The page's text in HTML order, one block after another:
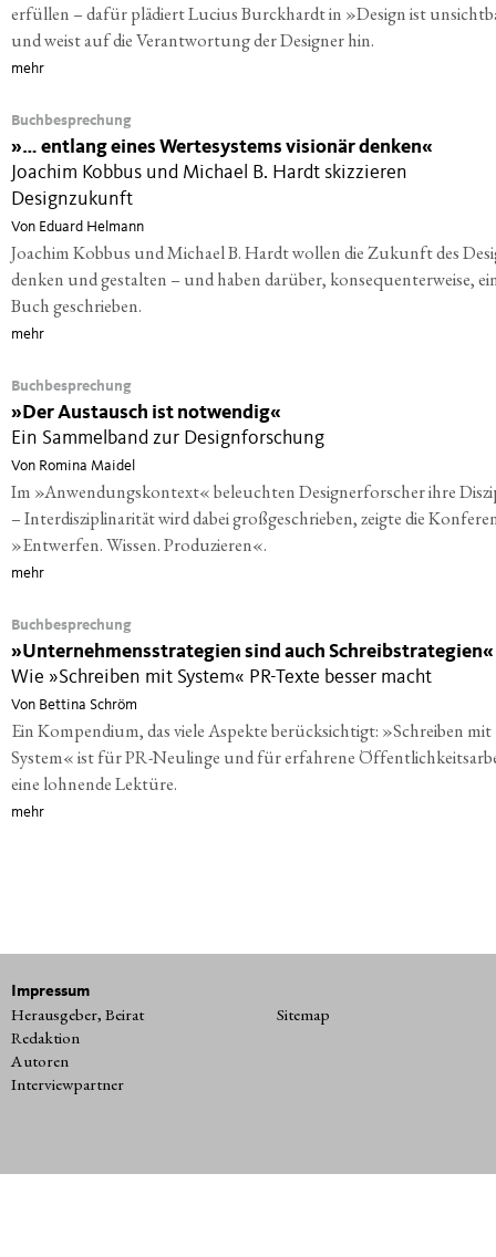
erfüllen – dafür plädiert Lucius Burckhardt in »Design ist
und weist auf die Verantwortung der Designer hin.
mehr
Buchbesprechung
»… entlang eines Wertesystems visionär denken«
Joachim Kobbus und Michael B. Hardt skizzieren
Designzukunft
Von Eduard Helmann
Joachim Kobbus und Michael B. Hardt wollen die Zukunft des
denken und gestalten – und haben darüber, konsequenterweise,
Buch geschrieben.
mehr
Buchbesprechung
» Der Austausch ist notwendig«
Ein Sammelband zur Designforschung
Von Romina Maidel
Im »Anwendungskontext« beleuchten Designerforscher ihre
– Interdisziplinarität wird dabei großgeschrieben, zeigte die
»Entwerfen. Wissen. Produzieren«.
mehr
Buchbesprechung
»Unternehmensstrategien sind auch Schreibstrategien«
Wie »Schreiben mit System« PR-Texte besser macht
Von Bettina Schröm
Ein Kompendium, das viele Aspekte berücksichtigt: »Schreiben mit
System« ist für PR-Neulinge und für erfahrene
eine lohnende Lektüre.
mehr
Impressum
Herausgeber, Beirat
Redaktion
Autoren
Interviewpartner
Sitemap